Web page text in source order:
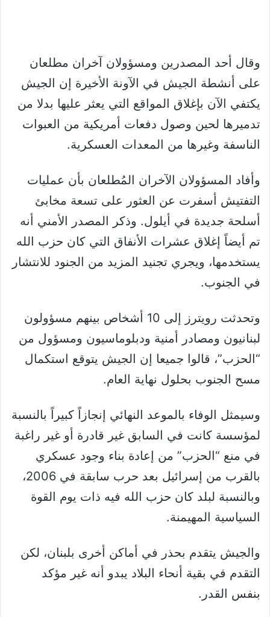
وقال أحد المصدرين ومسؤولان آخران مطلعان
على أنشطة الجيش في الآونة الأخيرة إن الجيش
يكتفي الآن بإغلاق المواقع التي يعثر عليها بدلا من
تدميرها لحين وصول دفعات أمريكية من العبوات
الناسفة وغيرها من المعدات العسكرية.
وأفاد المسؤولان الآخران المُطلعان بأن عمليات
التفتيش أسفرت عن العثور على تسعة مخابئ
أسلحة جديدة في أيلول. وذكر المصدر الأمني أنه
تم أيضاً إغلاق عشرات الأنفاق التي كان حزب الله
يستخدمها، ويجري تجنيد المزيد من الجنود للانتشار
في الجنوب.
وتحدثت رويترز إلى 10 أشخاص بينهم مسؤولون
لبنانيون ومصادر أمنية ودبلوماسيون ومسؤول من
“الحزب”، قالوا جميعا إن الجيش يتوقع استكمال
مسح الجنوب بحلول نهاية العام.
وسيمثل الوفاء بالموعد النهائي إنجازاً كبيراً بالنسبة
لمؤسسة كانت في السابق غير قادرة أو غير راغبة
في منع “الحزب” من إعادة بناء وجود عسكري
بالقرب من إسرائيل بعد حرب سابقة في 2006،
وبالنسبة لبلد كان حزب الله فيه ذات يوم القوة
السياسية المهيمنة.
والجيش يتقدم بحذر في أماكن أخرى بلبنان، لكن
التقدم في بقية أنحاء البلاد يبدو أنه غير مؤكد
بنفس القدر.